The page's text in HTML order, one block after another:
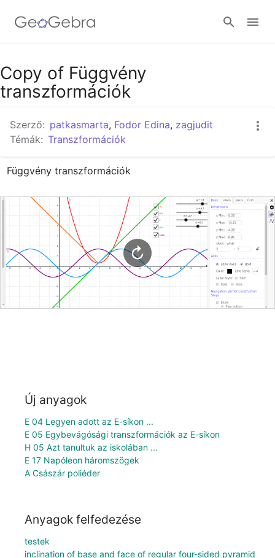
Google Classroom
Copy of Függvény
transzformációk
Szerző: patkasmarta, Fodor Edina, zagjudit
Témák: Transzformációk
Függvény transzformációk
Új anyagok
E 04 Legyen adott az E-síkon ...
E 05 Egybevágósági transzformációk az E-síkon
H 05 Azt tanultuk az iskolában ...
E 17 Napóleon háromszögek
A Császár poliéder
Anyagok felfedezése
testek
inclination of base and face of regular four-sided pyramid